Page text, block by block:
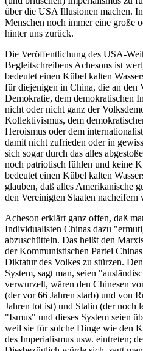
über die USA Illusionen machen.
Menschen noch immer eine große
hinter uns zurück.
Die Veröffentlichung des USA-
Begleitschreibens Achesons ist
bedeutet einen Kübel kalten
für diejenigen in China, die an den
Demokratie, dem demokratischen
nicht oder nicht ganz der
Kollektivismus, dem
Heroismus oder dem
damit nicht zufrieden oder in
sich sogar durch das alles
noch patriotisch fühlen und keine
bedeutet einen Kübel kalten
glauben, daß alles Amerikanische
den Vereinigten Staaten nacheifern
Acheson erklärt ganz offen, daß
Individualisten Chinas dazu
abzuschütteln. Das heißt den
der Kommunistischen Partei
Diktatur des Volkes zu stürzen.
System, sagt man, seien
verwurzelt, wären den Chinesen
(der vor 66 Jahren starb) und von
Jahren tot ist) und Stalin (der noch
"Ismus" und dieses System seien
weil sie für solche Dinge wie den
des Imperialismus usw. eintreten;